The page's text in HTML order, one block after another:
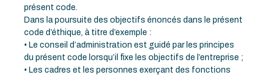
présent code.
Dans la poursuite des objectifs énoncés dans le présent
code d’éthique, à titre d’exemple :
• Le conseil d’administration est guidé par les principes
du présent code lorsqu’il fixe les objectifs de l’entreprise ;
• Les cadres et les personnes exerçant des fonctions